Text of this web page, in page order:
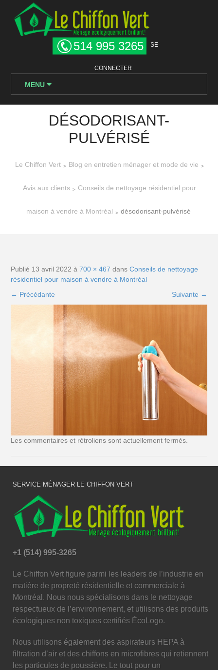
514 995 3265 SE
CONNECTER
MENU
DÉSODORISANT-
PULVÉRISÉ
Le Chiffon Vert > Blog en entretien ménager et mode de vie >
Avis aux clients > Conseils de nettoyage résidentiel pour
maison à vendre à Montréal > désodorisant-pulvérisé
Publié 13 avril 2022 à700 × 467 dansConseils de nettoyage
résidentiel pour maison à vendre à Montréal
← Précédante Suivante →
Les commentaires et rétroliens sont actuellement fermés.
SERVICE MÉNAGER LE CHIFFON VERT
+1 (514) 995-3265
Le Chiffon Vert figure parmi les leaders de l’industrie en
matière de propreté résidentielle et commerciale à
Montréal. Nous nous spécialisons dans le nettoyage
respectueux de l’environnement, et utilisons des produits
écologiques non toxiques certifiés ÉcoLogo.
Nous utilisons également des aspirateurs HEPA à
filtration d’air et des chiffons en microfibres qui retiennent
les particules de poussière. Le tout pour un